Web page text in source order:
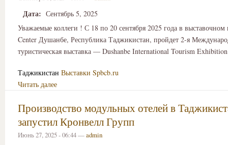
Дата: Сентябрь 5, 2025
Уважаемые коллеги ! С 18 по 20 сентября 2025 года в выставочном
Center Душанбе, Республика Таджикистан, пройдет 2-я
туристическая выставка — Dushanbe International Tourism
Таджикистан Выставки Spbcb.ru
Читать далее
Производство модульных отелей в
запустил Кронвелл Групп
Июнь 27, 2025 - 06:44 —admin